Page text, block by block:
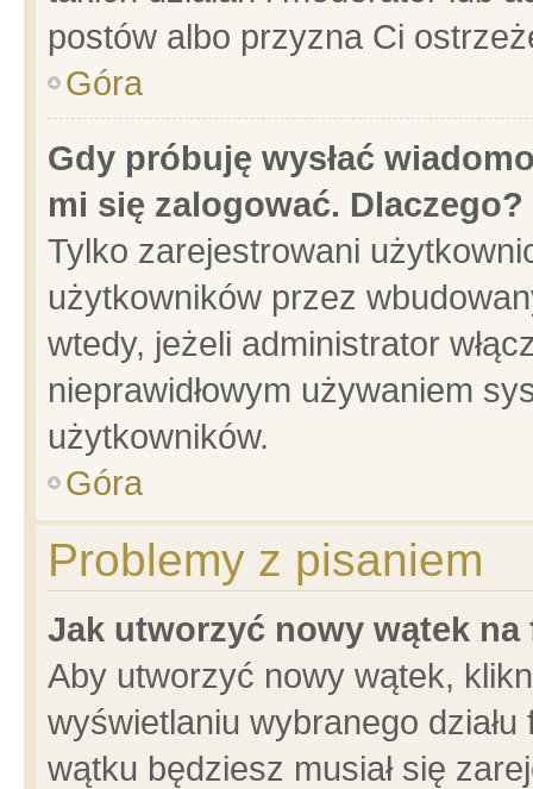
postów albo przyzna Ci
Góra
Gdy próbuję wysłać
mi się zalogować. Dlaczego?
Tylko zarejestrowani
użytkowników przez
wtedy, jeżeli administrator
nieprawidłowym używaniem
użytkowników.
Góra
Problemy z pisaniem
Jak utworzyć nowy wątek na
Aby utworzyć nowy wątek,
wyświetlaniu wybranego
wątku będziesz musiał się